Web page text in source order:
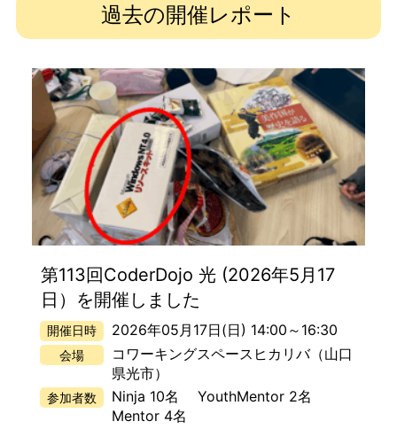
過去の開催レポート
第113回CoderDojo 光 (2026年5月17
日）を開催しました
開催日時 2026年05月17日(日) 14:00 ～ 16:30
会場 コワーキングスペースヒカリバ（山口
県光市）
参加者数 Ninja 10名
YouthMentor 2名
Mentor 4名